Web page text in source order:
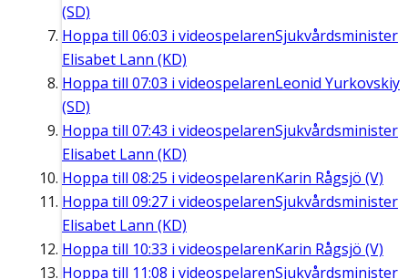
(SD)
Hoppa till 06:03 i videospelarenSjukvårdsminister
Elisabet Lann (KD)
Hoppa till 07:03 i videospelarenLeonid Yurkovskiy
(SD)
Hoppa till 07:43 i videospelarenSjukvårdsminister
Elisabet Lann (KD)
Hoppa till 08:25 i videospelarenKarin Rågsjö (V)
Hoppa till 09:27 i videospelarenSjukvårdsminister
Elisabet Lann (KD)
Hoppa till 10:33 i videospelarenKarin Rågsjö (V)
Hoppa till 11:08 i videospelarenSjukvårdsminister